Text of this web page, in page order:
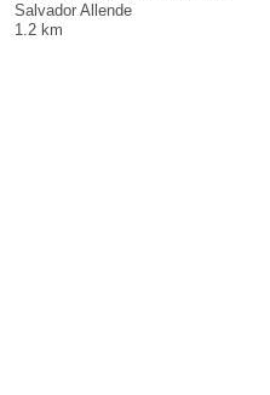
Salvador Allende
1.2 km